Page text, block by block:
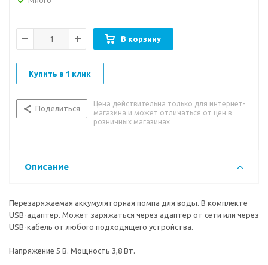
забор воды без остатка.
нержавеющая сталь. Оригинальный дизайн, приятное на
ощупь покрытие черного цвета.
В корзину
Купить в 1 клик
Поделиться
Цена действительна только для интернет-
магазина и может отличаться от цен в
розничных магазинах
Описание
Перезаряжаемая аккумуляторная помпа для воды. В комплекте
USB-адаптер. Может заряжаться через адаптер от сети или через
USB-кабель от любого подходящего устройства.
Напряжение 5 В. Мощность 3,8 Вт.